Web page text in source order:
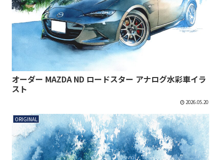
オーダー MAZDA ND ロードスター アナログ水彩車イラ
スト
2026.05.20
ORIGINAL